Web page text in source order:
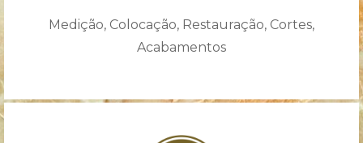
Medição, Colocação, Restauração, Cortes,
Acabamentos